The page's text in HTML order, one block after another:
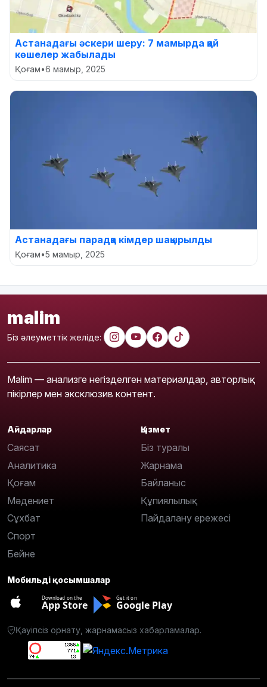
Астанадағы әскери шеру: 7 мамырда қай
көшелер жабылады
Қоғам•6 мамыр, 2025
Астанадағы парадқа кімдер шақырылды
Қоғам•5 мамыр, 2025
malim
Біз әлеуметтік желіде:
Malim — анализге негізделген материалдар, авторлық
пікірлер мен эксклюзив контент.
Айдарлар
Саясат
Аналитика
Қоғам
Мәдениет
Сұхбат
Спорт
Бейне
Қызмет
Біз туралы
Жарнама
Байланыс
Құпиялылық
Пайдалану ережесі
Мобильді қосымшалар
Download on the
App Store
Get it on
Google Play
Қауіпсіз орнату, жарнамасыз хабарламалар.